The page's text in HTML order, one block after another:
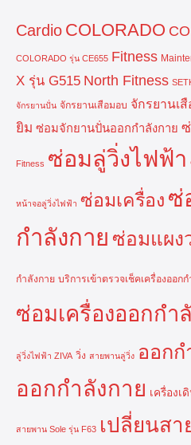
Cardio COLORADO
COLORADO รุ่น CE655 Fitness
X รุ่น G515 North Fitness
จักรยานปั่น จักรยานเสือมอบ จักรยานเ
ยิม ซ่อมจักยานปั่นออกกำลังกาย
Fitness ซ่อมลู่วิ่งไฟฟ้า
หน้าจอลู่วิ่งไฟฟ้า ซ่อมเครื่อง ซ่
กำลังกาย ซ่อมแผง
กำลังกาย บริการเข้าตรวจเช็คเครื่องออก
ซ่อมเครื่องออกกำ
ลู่วิ่งไฟฟ้า ZIVA วิ่ง สายพานลู่วิ่ง ออกก
ออกกำลังกาย เครื่องเ
สายพาน Sole รุ่น F63 เปลี่ยนส